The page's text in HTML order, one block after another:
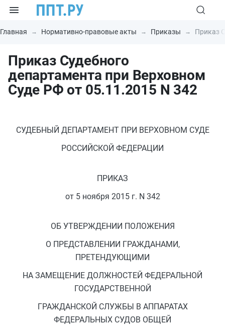
Главная Нормативно-правовые акты Приказы Приказ
Приказ Судебного
департамента при Верховном
Суде РФ от 05.11.2015 N 342
СУДЕБНЫЙ ДЕПАРТАМЕНТ ПРИ ВЕРХОВНОМ СУДЕ
РОССИЙСКОЙ ФЕДЕРАЦИИ
ПРИКАЗ
от 5 ноября 2015 г. N 342
ОБ УТВЕРЖДЕНИИ ПОЛОЖЕНИЯ
О ПРЕДСТАВЛЕНИИ ГРАЖДАНАМИ,
ПРЕТЕНДУЮЩИМИ
НА ЗАМЕЩЕНИЕ ДОЛЖНОСТЕЙ ФЕДЕРАЛЬНОЙ
ГОСУДАРСТВЕННОЙ
ГРАЖДАНСКОЙ СЛУЖБЫ В АППАРАТАХ
ФЕДЕРАЛЬНЫХ СУДОВ ОБЩЕЙ